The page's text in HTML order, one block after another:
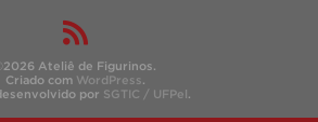
Ateliê de Figurinos.
Criado com WordPress.
por SGTIC / UFPel.